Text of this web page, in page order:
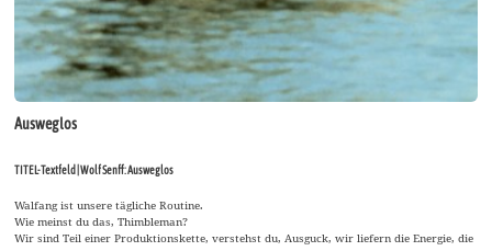
Ausweglos
TITEL-Textfeld | Wolf Senff: Ausweglos
Walfang ist unsere tägliche Routine.
Wie meinst du das, Thimbleman?
Wir sind Teil einer Produktionskette, verstehst du, Ausguck, wir liefern die Energie, die